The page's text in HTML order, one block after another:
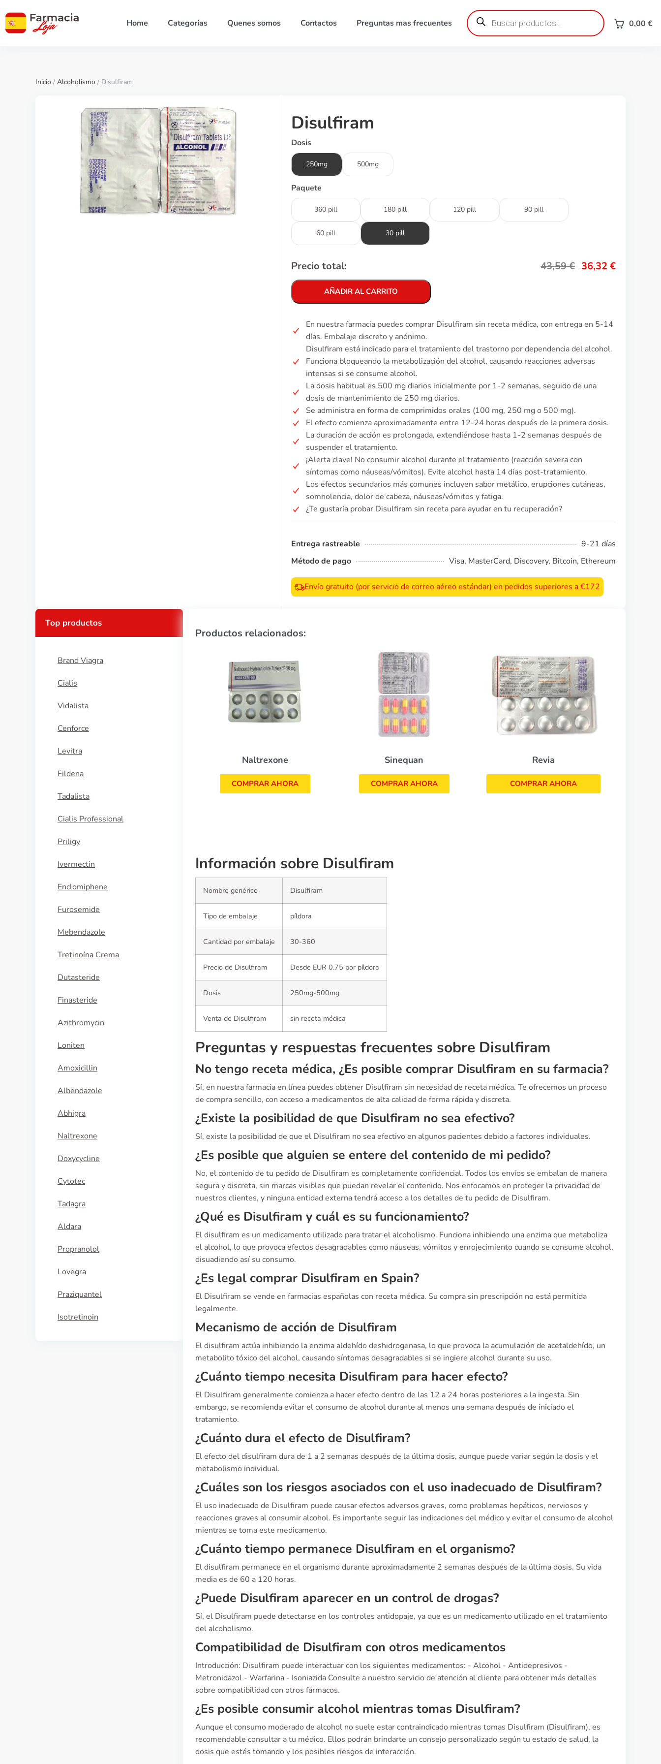
Home Categorías Quenes somos Contactos Preguntas mas frecuentes
Búsqueda
de
productos 0,00 €
Inicio / Alcoholismo / Disulfiram
Disulfiram
Dosis
250mg 500mg
Paquete
360 pill 180 pill 120 pill 90 pill
60 pill 30 pill
Precio total: 43,59€ 36,32 €
AÑADIR AL CARRITO
En nuestra farmacia puedes comprar Disulfiram sin receta médica, con entrega en 5-14
días. Embalaje discreto y anónimo.
Disulfiram está indicado para el tratamiento del trastorno por dependencia del alcohol.
Funciona bloqueando la metabolización del alcohol, causando reacciones adversas
intensas si se consume alcohol.
La dosis habitual es 500 mg diarios inicialmente por 1-2 semanas, seguido de una
dosis de mantenimiento de 250 mg diarios.
Se administra en forma de comprimidos orales (100 mg, 250 mg o 500 mg).
El efecto comienza aproximadamente entre 12-24 horas después de la primera dosis.
La duración de acción es prolongada, extendiéndose hasta 1-2 semanas después de
suspender el tratamiento.
¡Alerta clave! No consumir alcohol durante el tratamiento (reacción severa con
síntomas como náuseas/vómitos). Evite alcohol hasta 14 días post-tratamiento.
Los efectos secundarios más comunes incluyen sabor metálico, erupciones cutáneas,
somnolencia, dolor de cabeza, náuseas/vómitos y fatiga.
¿Te gustaría probar Disulfiram sin receta para ayudar en tu recuperación?
Entrega rastreable
9-21 días
Método de pago
Visa, MasterCard, Discovery, Bitcoin, Ethereum
Envío gratuito (por servicio de correo aéreo estándar) en pedidos superiores a €172
Top productos
Brand Viagra
Cialis
Vidalista
Cenforce
Levitra
Fildena
Tadalista
Cialis Professional
Priligy
Ivermectin
Enclomiphene
Furosemide
Mebendazole
Tretinoína Crema
Dutasteride
Finasteride
Azithromycin
Loniten
Amoxicillin
Albendazole
Abhigra
Naltrexone
Doxycycline
Cytotec
Tadagra
Aldara
Propranolol
Lovegra
Praziquantel
Isotretinoin
Productos relacionados:
Naltrexone
COMPRAR AHORA
Sinequan
COMPRAR AHORA
Revia
COMPRAR AHORA
Información sobre Disulfiram
Nombre genérico Disulfiram
Tipo de embalaje píldora
Cantidad por embalaje 30-360
Precio de Disulfiram Desde EUR 0.75 por píldora
Dosis 250mg-500mg
Venta de Disulfiram sin receta médica
Preguntas y respuestas frecuentes sobre Disulfiram
No tengo receta médica, ¿Es posible comprar Disulfiram en su farmacia?
Sí, en nuestra farmacia en línea puedes obtener Disulfiram sin necesidad de receta médica. Te ofrecemos un proceso
de compra sencillo, con acceso a medicamentos de alta calidad de forma rápida y discreta.
¿Existe la posibilidad de que Disulfiram no sea efectivo?
Sí, existe la posibilidad de que el Disulfiram no sea efectivo en algunos pacientes debido a factores individuales.
¿Es posible que alguien se entere del contenido de mi pedido?
No, el contenido de tu pedido de Disulfiram es completamente confidencial. Todos los envíos se embalan de manera
segura y discreta, sin marcas visibles que puedan revelar el contenido. Nos enfocamos en proteger la privacidad de
nuestros clientes, y ninguna entidad externa tendrá acceso a los detalles de tu pedido de Disulfiram.
¿Qué es Disulfiram y cuál es su funcionamiento?
El disulfiram es un medicamento utilizado para tratar el alcoholismo. Funciona inhibiendo una enzima que metaboliza
el alcohol, lo que provoca efectos desagradables como náuseas, vómitos y enrojecimiento cuando se consume alcohol,
disuadiendo así su consumo.
¿Es legal comprar Disulfiram en Spain?
El Disulfiram se vende en farmacias españolas con receta médica. Su compra sin prescripción no está permitida
legalmente.
Mecanismo de acción de Disulfiram
El disulfiram actúa inhibiendo la enzima aldehído deshidrogenasa, lo que provoca la acumulación de acetaldehído, un
metabolito tóxico del alcohol, causando síntomas desagradables si se ingiere alcohol durante su uso.
¿Cuánto tiempo necesita Disulfiram para hacer efecto?
El Disulfiram generalmente comienza a hacer efecto dentro de las 12 a 24 horas posteriores a la ingesta. Sin
embargo, se recomienda evitar el consumo de alcohol durante al menos una semana después de iniciado el
tratamiento.
¿Cuánto dura el efecto de Disulfiram?
El efecto del disulfiram dura de 1 a 2 semanas después de la última dosis, aunque puede variar según la dosis y el
metabolismo individual.
¿Cuáles son los riesgos asociados con el uso inadecuado de Disulfiram?
El uso inadecuado de Disulfiram puede causar efectos adversos graves, como problemas hepáticos, nerviosos y
reacciones graves al consumir alcohol. Es importante seguir las indicaciones del médico y evitar el consumo de alcohol
mientras se toma este medicamento.
¿Cuánto tiempo permanece Disulfiram en el organismo?
El disulfiram permanece en el organismo durante aproximadamente 2 semanas después de la última dosis. Su vida
media es de 60 a 120 horas.
¿Puede Disulfiram aparecer en un control de drogas?
Sí, el Disulfiram puede detectarse en los controles antidopaje, ya que es un medicamento utilizado en el tratamiento
del alcoholismo.
Compatibilidad de Disulfiram con otros medicamentos
Introducción: Disulfiram puede interactuar con los siguientes medicamentos: - Alcohol - Antidepresivos -
Metronidazol - Warfarina - Isoniazida Consulte a nuestro servicio de atención al cliente para obtener más detalles
sobre compatibilidad con otros fármacos.
¿Es posible consumir alcohol mientras tomas Disulfiram?
Aunque el consumo moderado de alcohol no suele estar contraindicado mientras tomas Disulfiram (Disulfiram), es
recomendable consultar a tu médico. Ellos podrán brindarte un consejo personalizado según tu estado de salud, la
dosis que estés tomando y los posibles riesgos de interacción.